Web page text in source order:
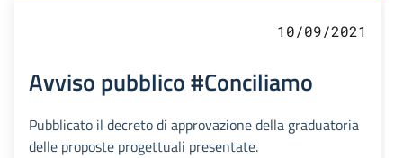
10/09/2021
Avviso pubblico #Conciliamo
Pubblicato il decreto di approvazione della graduatoria
delle proposte progettuali presentate.